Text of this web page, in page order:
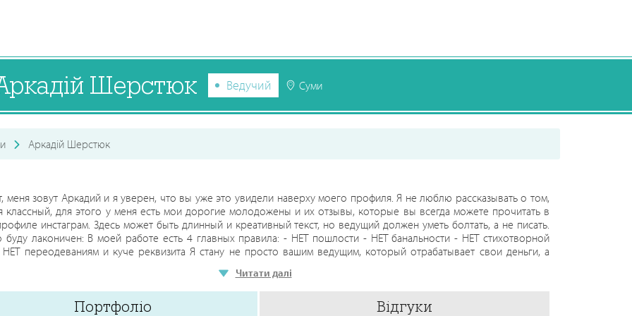
Шерстюк Ведучий Суми
Аркадій Шерстюк
меня зовут Аркадий и я уверен, что вы уже это увидели наверху моего профиля. Я не люблю рассказывать о том,
классный, для этого у меня есть мои дорогие молодожены и их отзывы, которые вы всегда можете прочитать в
инстаграм. Здесь может быть длинный и креативный текст, но ведущий должен уметь болтать, а не писать.
буду лаконичен: В моей работе есть 4 главных правила: - НЕТ пошлости - НЕТ банальности - НЕТ стихотворной
переодеваниям и куче реквизита Я стану не просто вашим ведущим, который отрабатывает свои деньги, а
Обещаю совремнный подход без мытья ног теще. Буду рад рассказать вам больше, только уже на встрече.
я знаю, что мне есть чем вас удивить.
Читати далі
Портфоліо Відгуки